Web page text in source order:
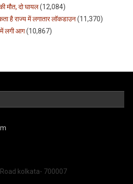
मौत, दो घायल(12,084)
है राज्य में लगातार लॉकडाउन(11,370)
लगी आग(10,867)
kolkata- 700007